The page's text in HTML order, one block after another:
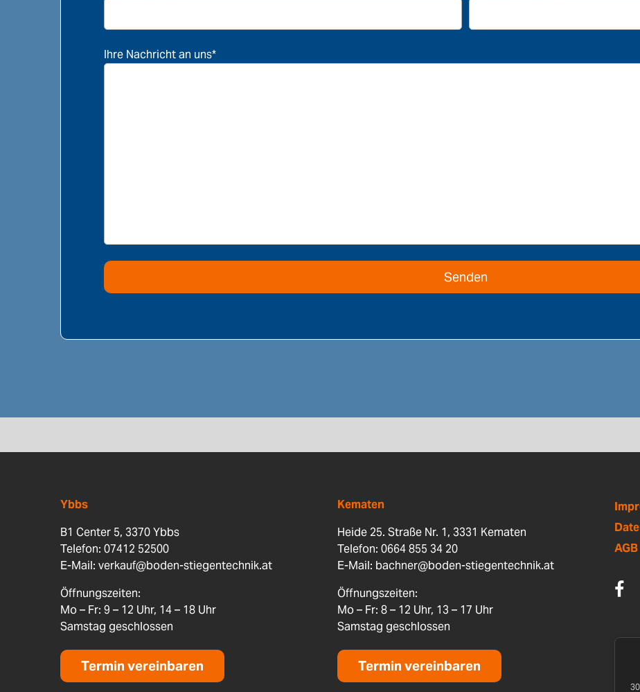
Ihre Nachricht an uns*
Ybbs
B1 Center 5, 3370 Ybbs
Telefon: 07412 52500
E-Mail: verkauf@boden-stiegentechnik.at
Öffnungszeiten:
Mo – Fr: 9 – 12 Uhr, 14 – 18 Uhr
Samstag geschlossen
Termin vereinbaren
Kematen
Heide 25. Straße Nr. 1, 3331 Kematen
Telefon: 0664 855 34 20
E-Mail: bachner@boden-stiegentechnik.at
Öffnungszeiten:
Mo – Fr: 8 – 12 Uhr, 13 – 17 Uhr
Samstag geschlossen
Termin vereinbaren
AGB